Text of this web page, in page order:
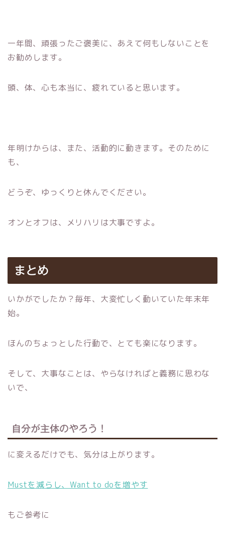
一年間、頑張ったご褒美に、あえて何もしないことを
お勧めします。
頭、体、心も本当に、疲れていると思います。
年明けからは、また、活動的に動きます。そのために
も、
どうぞ、ゆっくりと休んでください。
オンとオフは、メリハリは大事ですよ。
まとめ
いかがでしたか？毎年、大変忙しく動いていた年末年
始。
ほんのちょっとした行動で、とても楽になります。
そして、大事なことは、やらなければと義務に思わな
いで、
自分が主体のやろう！
に変えるだけでも、気分は上がります。
Mustを減らし、Want to doを増やす
もご参考に